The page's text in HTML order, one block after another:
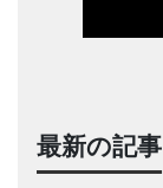
最新の記事